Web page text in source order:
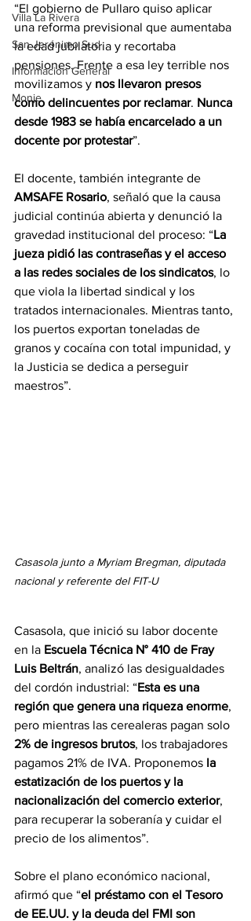
Villa La Rivera
San Jerónimo Sud
Información General
Monje
“El gobierno de Pullaro quiso aplicar
una reforma previsional que aumentaba
la edad jubilatoria y recortaba
pensiones. Frente a esa ley terrible nos
movilizamos y nos llevaron presos
como delincuentes por reclamar. Nunca
desde 1983 se había encarcelado a un
docente por protestar”.
El docente, también integrante de
AMSAFE Rosario, señaló que la causa
judicial continúa abierta y denunció la
gravedad institucional del proceso: “La
jueza pidió las contraseñas y el acceso
a las redes sociales de los sindicatos, lo
que viola la libertad sindical y los
tratados internacionales. Mientras tanto,
los puertos exportan toneladas de
granos y cocaína con total impunidad, y
la Justicia se dedica a perseguir
maestros”.
Casasola junto a Myriam Bregman, diputada
nacional y referente del FIT-U
Casasola, que inició su labor docente
en la Escuela Técnica N° 410 de Fray
Luis Beltrán, analizó las desigualdades
del cordón industrial: “Esta es una
región que genera una riqueza enorme,
pero mientras las cerealeras pagan solo
2% de ingresos brutos, los trabajadores
pagamos 21% de IVA. Proponemos la
estatización de los puertos y la
nacionalización del comercio exterior,
para recuperar la soberanía y cuidar el
precio de los alimentos”.
Sobre el plano económico nacional,
afirmó que “el préstamo con el Tesoro
de EE.UU. y la deuda del FMI son